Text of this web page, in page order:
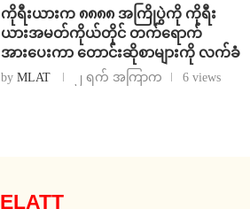
ကိုရီးယားက ၈၈၈၈ အကြိုပွဲကို ကိုရီး
ယားအမတ်ကိုယ်တိုင် တက်ရောက်
အားပေးကာ တောင်းဆိုစာများကို လက်ခံ
by MLAT ၂ ရက် အကြာက 6 views